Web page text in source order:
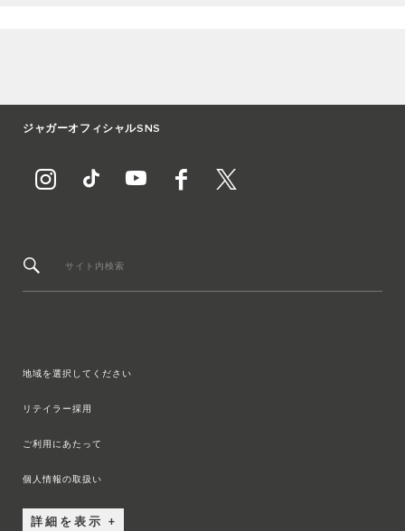
ジャガーオフィシャルSNS
サイト内検索
地域を選択してください
リテイラー採用
ご利用にあたって
個人情報の取扱い
詳細を表示